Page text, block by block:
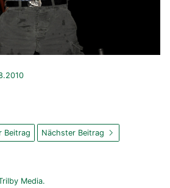
Beitrag Nächster Beitrag
Media.